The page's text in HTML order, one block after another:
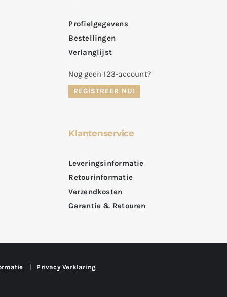
Profielgegevens
Bestellingen
Verlanglijst
Nog geen 123-account?
REGISTREER NU!
Klantenservice
Leveringsinformatie
Retourinformatie
Verzendkosten
Garantie & Retouren
| Privacy Verklaring